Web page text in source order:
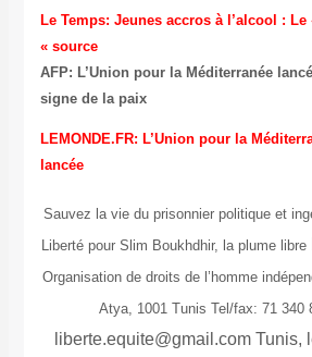
Le Temps: Jeunes accros à l’alcool : Le
source »
AFP: L’Union pour la Méditerranée
signe de la paix
LEMONDE.FR: L’Union pour la
lancée
Sauvez la vie du prisonnier politique et
Liberté pour Slim Boukhdhir, la plume libre
Organisation de droits de l’homme
Atya, 1001 Tunis Tel/fax: 71 340
liberte.equite@gmail.comTunis,